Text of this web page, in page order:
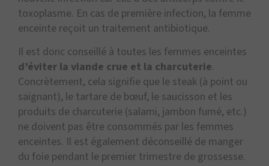
toxoplasme. En cas de première infection, la femme
enceinte reçoit un traitement antibiotique.
Il est donc conseillé à toutes les femmes enceintes
d’éviter la viande crue et la charcuterie.
Concrètement, cela signifie que le steak (à point ou
saignant), le tartare de bœuf, le saucisson et les
produits de charcuterie (salami, jambon fumé, etc.)
ne doivent pas être consommés par les femmes
enceintes. Il est également déconseillé de manger
du foie pendant le premier trimestre de grossesse.